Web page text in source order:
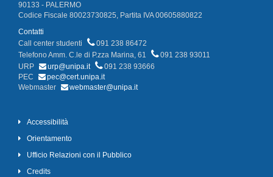
90133 - PALERMO
Codice Fiscale 80023730825, Partita IVA 00605880822
Contatti
Call center studenti
091 238 86472
Telefono Amm. C.le di P.zza Marina, 61
091 238 93011
URP
urp@unipa.it
091 238 93666
PEC
pec@cert.unipa.it
Webmaster
webmaster@unipa.it
Accessibilità
Orientamento
Ufficio Relazioni con il Pubblico
Credits